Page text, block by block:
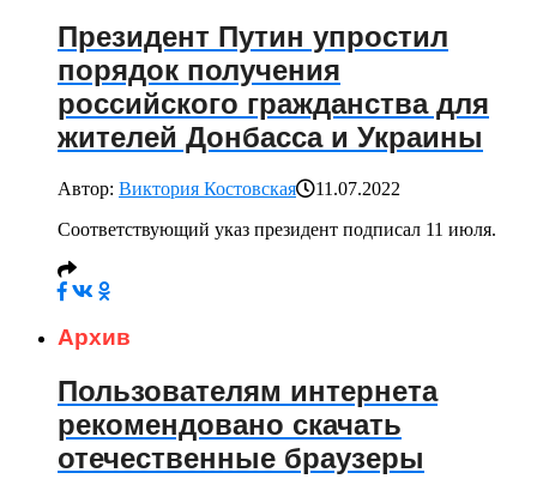
Президент Путин упростил
порядок получения
российского гражданства для
жителей Донбасса и Украины
Автор: Виктория Костовская
11.07.2022
Соответствующий указ президент подписал 11 июля.
Архив
Пользователям интернета
рекомендовано скачать
отечественные браузеры